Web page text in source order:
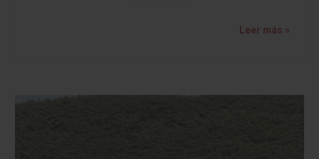
Leer más »